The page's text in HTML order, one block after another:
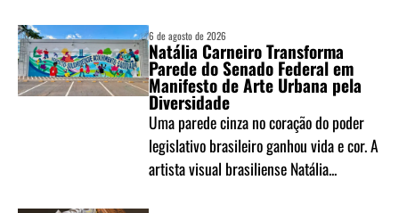
6 de agosto de 2026
Natália Carneiro Transforma
Parede do Senado Federal em
Manifesto de Arte Urbana pela
Diversidade
Uma parede cinza no coração do poder
legislativo brasileiro ganhou vida e cor. A
artista visual brasiliense Natália...